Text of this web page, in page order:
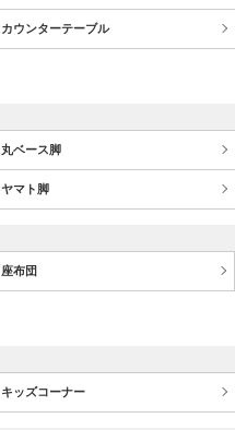
カウンターテーブル
丸ベース脚
ヤマト脚
座布団
キッズコーナー